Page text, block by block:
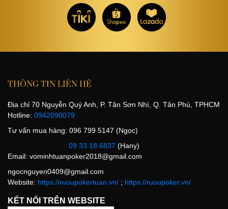
THÔNG TIN LIÊN HỆ
Địa chỉ 70 Nguyễn Quý Anh, P. Tân Sơn Nhì, Q. Tân Phú, TPHCM
Hotline: 0942090079
Tư vấn mua hàng: 096 799 5147 (Ngọc)
09 33 18 6837 (Hany)
Email: vominhtuanpoker2018@gmail.com
ngocnguyen0409@gmail.com
Website: https://ruoupokertuan.vn/ ; https://ruoupoker.vn/
KẾT NỐI TRÊN WEBSITE